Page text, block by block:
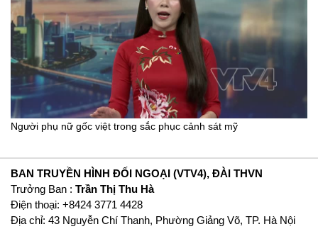
Người phụ nữ gốc việt trong sắc phục cảnh sát mỹ
BAN TRUYỀN HÌNH ĐỐI NGOẠI (VTV4), ĐÀI THVN
Trưởng Ban : Trần Thị Thu Hà
Ðiện thoại: +8424 3771 4428
Địa chỉ: 43 Nguyễn Chí Thanh, Phường Giảng Võ, TP. Hà Nội